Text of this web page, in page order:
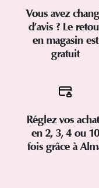
Vous avez
d’avis ? Le
en magasin est
gratuit
Réglez vos
en 2, 3, 4 ou 10
fois grâce à